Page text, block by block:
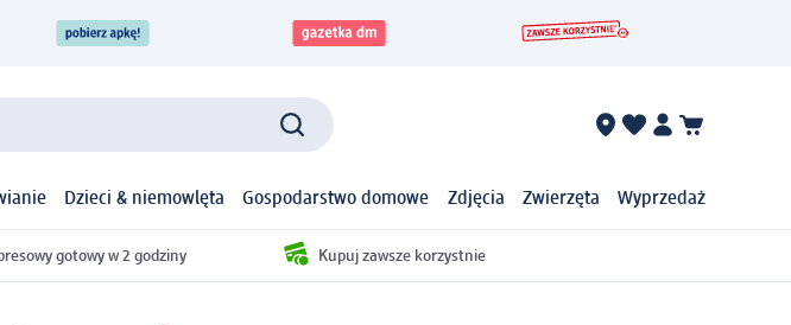
Dzieci & niemowlęta Gospodarstwo domowe Zdjęcia Zwierzęta Wyprzedaż
gotowy w 2 godziny Kupuj zawsze korzystnie